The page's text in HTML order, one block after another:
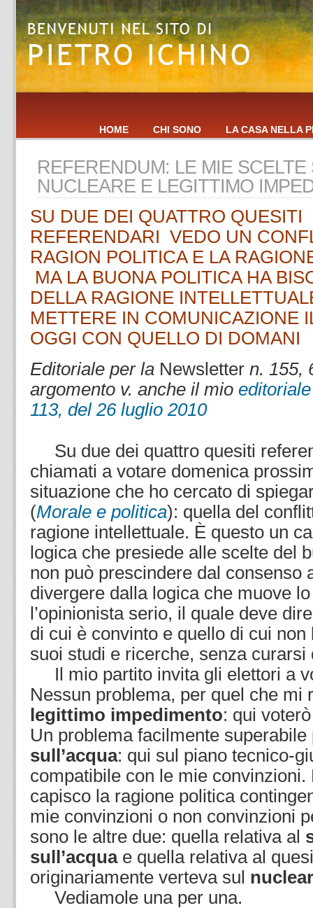
HOME CHI SONO LA CASA NELLA
REFERENDUM: LE MIE SCELTE
NUCLEARE E LEGITTIMO
SU DUE DEI QUATTRO QUESITI
REFERENDARI VEDO UN
RAGION POLITICA E LA
MA LA BUONA POLITICA HA
DELLA RAGIONE
METTERE IN COMUNICAZIONE
OGGI CON QUELLO DI DOMANI
Editoriale per la Newsletter n. 155,
argomento v. anche il mio
113, del 26 luglio 2010
Su due dei quattro quesiti
chiamati a votare domenica
situazione che ho cercato di
(Morale e politica): quella del
ragione intellettuale. È questo un
logica che presiede alle scelte del
non può prescindere dal consenso
divergere dalla logica che muove
l’opinionista serio, il quale deve
di cui è convinto e quello di cui
suoi studi e ricerche, senza curarsi
Il mio partito invita gli elettori a
Nessun problema, per quel che mi
legittimo impedimento: qui
Un problema facilmente
sull’acqua: qui sul piano tecnico-
compatibile con le mie convinzioni.
capisco la ragione politica
mie convinzioni o non convinzioni
sono le altre due: quella relativa al
sull’acqua e quella relativa al
originariamente verteva sul
Vediamole una per una.